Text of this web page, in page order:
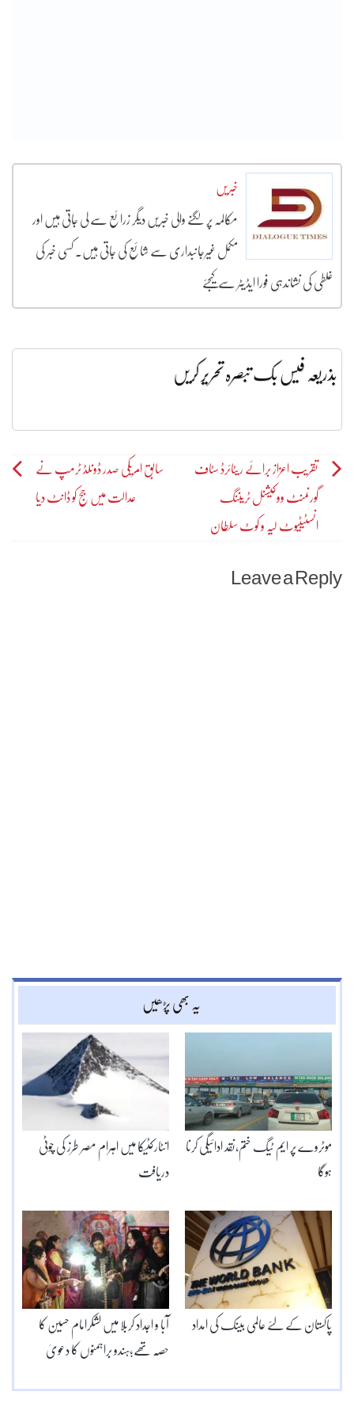
خبریں
مکالمہ پر لگنے والی خبریں دیگر زرائع سے لی جاتی ہیں اور
مکمل غیرجانبداری سے شائع کی جاتی ہیں۔ کسی خبر کی
غلطی کی نشاندہی فورا ایڈیٹر سے کیجئے
بذریعہ فیس بک تبصرہ تحریر کریں
Post
navigation
تقریب اعزاز برائے ریٹائرڈ سٹاف
گورنمنٹ ووکیشنل ٹریننگ
انسٹیٹیوٹ لیہ و کوٹ سلطان
سابق امریکی صدر ڈونلڈ ٹرمپ نے
عدالت میں جج کو ڈانٹ دیا
Leave a Reply
یہ بھی پڑھیں
انٹارکٹیکا میں اہرام مصر طرز کی چوٹی
دریافت
موٹروے پر ایم ٹیگ ختم،نقد ادائیگی کرنا
ہوگا
آبا و اجداد کربلا میں لشکرامام حسین کا
حصّہ تھے؛ہندو براہمنوں کا دعویٰ
پاکستان کے لئے عالمی بینک کی امداد